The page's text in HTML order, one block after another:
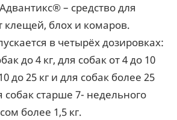
– средство для
клещей, блох и комаров.
в четырёх дозировках:
до 4 кг, для собак от 4 до 10
до 25 кг и для собак более 25
собак старше 7- недельного
более 1,5 кг.